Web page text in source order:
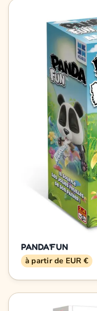
PANDA'FUN
à partir de EUR €